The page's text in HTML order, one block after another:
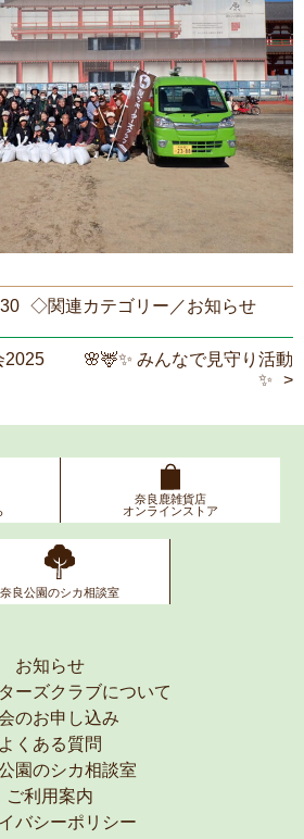
◇関連カテゴリー／お知らせ
2025
🌸🦌✨ みんなで見守り活動
✨
奈良鹿雑貨店
オンラインストア
奈良公園のシカ相談室
お知らせ
ーズクラブについて
のお申し込み
よくある質問
園のシカ相談室
ご利用案内
バシーポリシー